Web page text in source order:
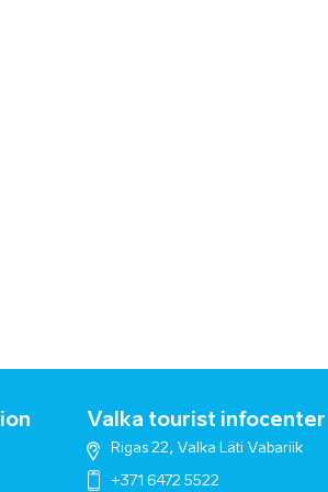
Valka tourist infocenter
Rigas 22, Valka Läti Vabariik
+371 6472 5522